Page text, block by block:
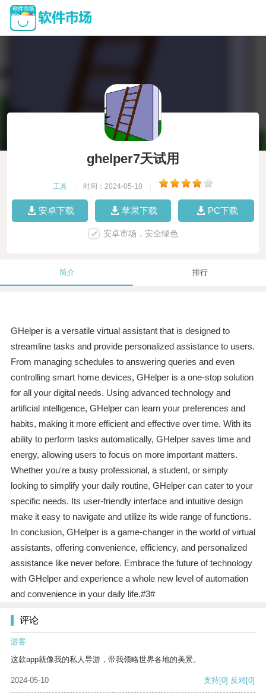
ghelper7天试用
工具 时间：2024-05-10
安卓下载 苹果下载 PC下载
安卓市场，安全绿色
简介 排行
GHelper is a versatile virtual assistant that is designed to
streamline tasks and provide personalized assistance to users.
From managing schedules to answering queries and even
controlling smart home devices, GHelper is a one-stop solution
for all your digital needs. Using advanced technology and
artificial intelligence, GHelper can learn your preferences and
habits, making it more efficient and effective over time. With its
ability to perform tasks automatically, GHelper saves time and
energy, allowing users to focus on more important matters.
Whether you're a busy professional, a student, or simply
looking to simplify your daily routine, GHelper can cater to your
specific needs. Its user-friendly interface and intuitive design
make it easy to navigate and utilize its wide range of functions.
In conclusion, GHelper is a game-changer in the world of virtual
assistants, offering convenience, efficiency, and personalized
assistance like never before. Embrace the future of technology
with GHelper and experience a whole new level of automation
and convenience in your daily life.#3#
评论
游客
这款app就像我的私人导游，带我领略世界各地的美景。
2024-05-10 支持[0] 反对[0]